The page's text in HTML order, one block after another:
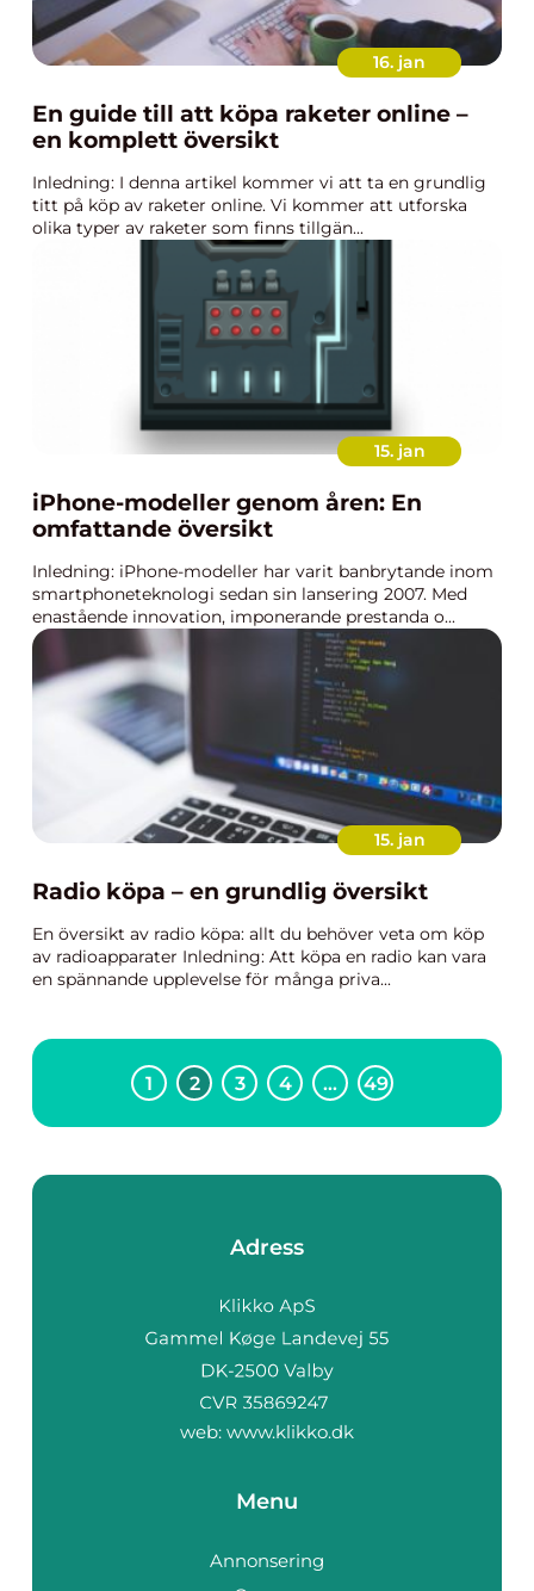
16. jan
En guide till att köpa raketer online –
en komplett översikt
Inledning: I denna artikel kommer vi att ta en grundlig
titt på köp av raketer online. Vi kommer att utforska
olika typer av raketer som finns tillgän...
15. jan
iPhone-modeller genom åren: En
omfattande översikt
Inledning: iPhone-modeller har varit banbrytande inom
smartphoneteknologi sedan sin lansering 2007. Med
enastående innovation, imponerande prestanda o...
15. jan
Radio köpa – en grundlig översikt
En översikt av radio köpa: allt du behöver veta om köp
av radioapparater Inledning: Att köpa en radio kan vara
en spännande upplevelse för många priva...
1 2 3 4 … 49
Adress
web: www.klikko.dk
Menu
Annonsering